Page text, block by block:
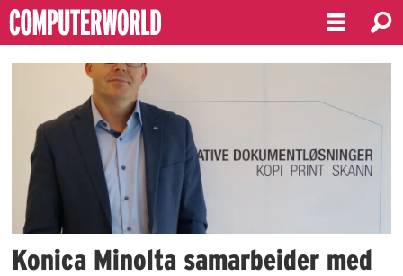
Emne:
konica
minolta
Konica Minolta samarbeider med